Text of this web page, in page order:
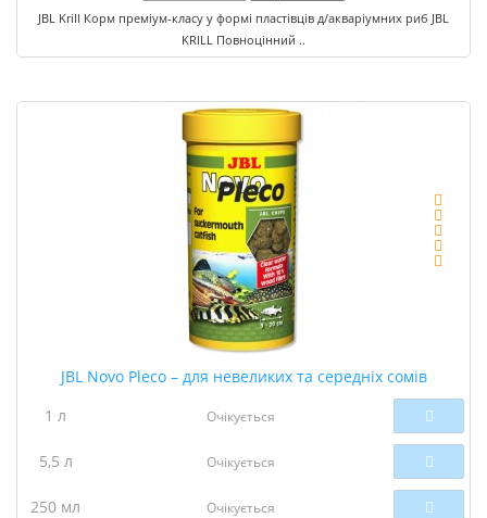
JBL Krill Корм преміум-класу у формі пластівців д/акваріумних риб JBL
KRILL Повноцінний ..
JBL Novo Pleco – для невеликих та середніх сомів
1 л
Очікується
5,5 л Очікується
250 мл Очікується